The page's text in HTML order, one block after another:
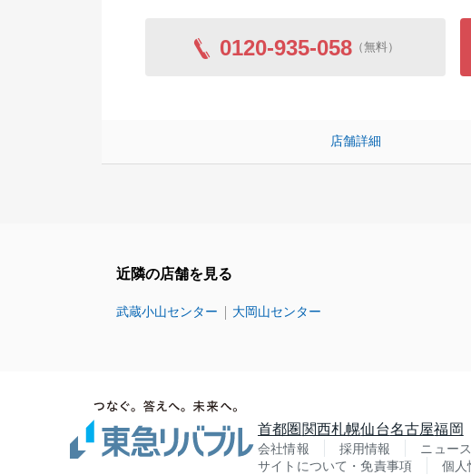
0120-935-058（無料）
店舗詳細
近隣の店舗を見る
武蔵小山センター 大岡山センター
首都圏関西札幌仙台名古屋福岡
会社情報 採用情報 ニュー
サイトについて・免責事項
個人